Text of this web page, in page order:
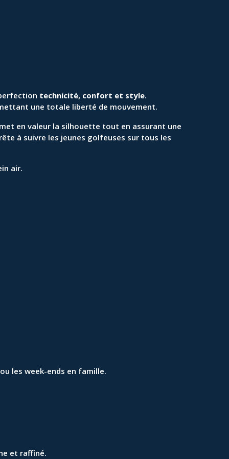
technicité, confort et style.
une totale liberté de mouvement.
en valeur la silhouette tout en assurant une
à suivre les jeunes golfeuses sur tous les
air.
les week-ends en famille.
et raffiné.